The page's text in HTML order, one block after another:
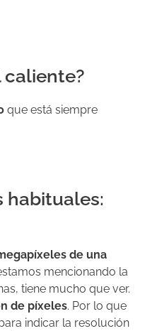
caliente?
que está siempre
habituales:
de una
mencionando la
tiene mucho que ver.
de píxeles. Por lo que
indicar la resolución